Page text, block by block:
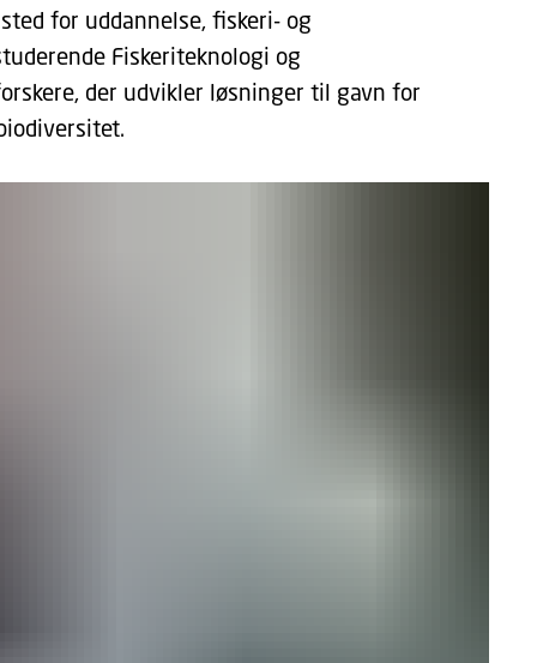
for uddannelse, fiskeri- og
Fiskeriteknologi og
der udvikler løsninger til gavn for